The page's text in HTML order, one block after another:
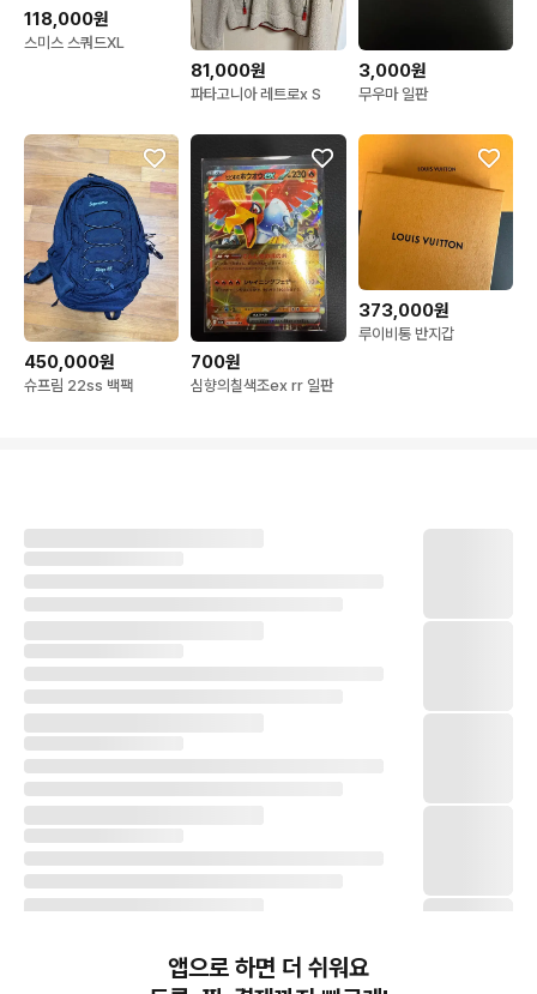
118,000원
스미스 스쿼드XL
81,000원
파타고니아 레트로x S
3,000원
무우마 일판
450,000원
슈프림 22ss 백팩
700원
심향의칠색조ex rr 일판
373,000원
루이비통 반지갑
앱으로 하면 더 쉬워요